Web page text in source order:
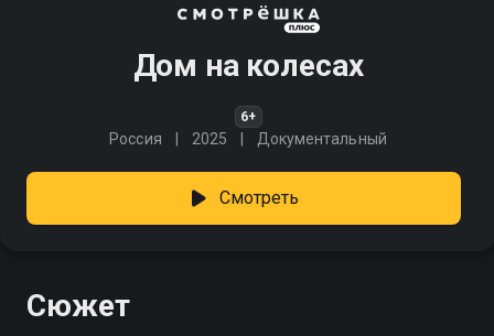
Дом на колесах
6+
Россия 2025 Документальный
Смотреть
Сюжет